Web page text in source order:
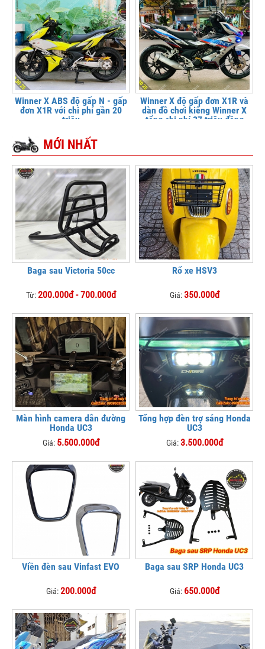
Winner X ABS độ gấp N - gấp
đơn X1R với chi phí gần 20
triệu
Winner X độ gấp đơn X1R và
dàn đồ chơi kiểng Winner X
tổng chi phí 37 triệu đồng
MỚI NHẤT
Baga sau Victoria 50cc
Từ:200.000đ - 700.000đ
Rổ xe HSV3
Giá:350.000đ
Màn hình camera dẫn đường
Honda UC3
Giá: 5.500.000đ
Tổng hợp đèn trợ sáng Honda
UC3
Giá:3.500.000đ
Viền đèn sau Vinfast EVO
Giá:200.000đ
Baga sau SRP Honda UC3
Giá: 650.000đ